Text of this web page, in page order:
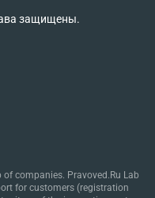
защищены.
companies. Pravoved.Ru Lab
for customers (registration